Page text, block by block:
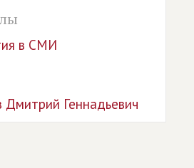
в СМИ
Дмитрий Геннадьевич